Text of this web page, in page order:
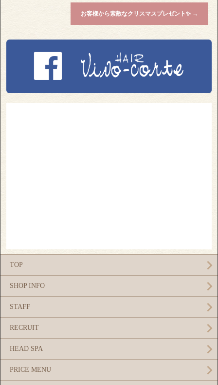
お客様から素敵なクリスマスプレゼント✨ →
TOP
SHOP INFO
STAFF
RECRUIT
HEAD SPA
PRICE MENU